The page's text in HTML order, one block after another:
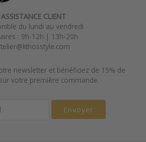
ASSISTANCE CLIENT
du lundi au vendredi
: 9h-12h | 13h-20h
newsletter et bénéficiez de 15% de
votre première commande.
Envoyer